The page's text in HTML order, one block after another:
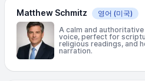
Matthew Schmitz 영어 (미국)
A calm and authoritative
voice, perfect for
religious readings, and
narration.